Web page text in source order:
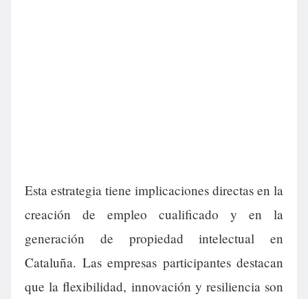
Esta estrategia tiene implicaciones directas en la
creación de empleo cualificado y en la
generación de propiedad intelectual en
Cataluña. Las empresas participantes destacan
que la flexibilidad, innovación y resiliencia son